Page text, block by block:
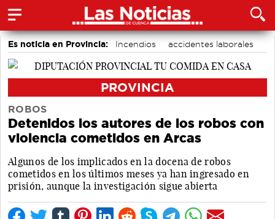
Es noticia en Provincia: Incendios
accidentes laborales
Medio Ambiente
PROVINCIA
ROBOS
Detenidos los autores de los robos con
violencia cometidos en Arcas
Algunos de los implicados en la docena de robos
cometidos en los últimos meses ya han ingresado en
prisión, aunque la investigación sigue abierta